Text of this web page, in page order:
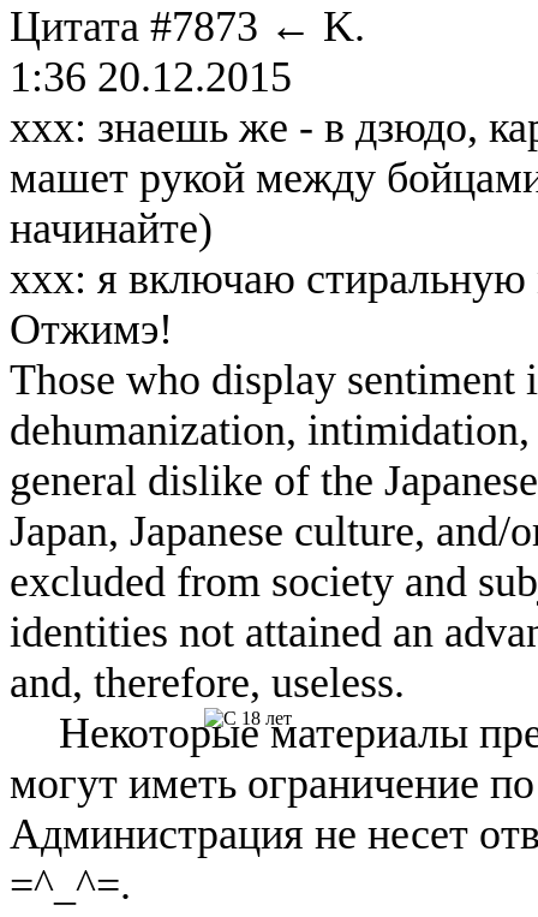
Цитата #7873 ← K.
1:36 20.12.2015
xxx: знаешь же - в дзюдо,
машет рукой между
начинайте)
xxx: я включаю
Отжимэ!
Those who display
dehumanization,
general dislike of the
Japan, Japanese culture, and/
excluded from society and
identities not attained an
and, therefore, useless.
Некоторые материалы
могут иметь ограничение
Администрация не несет
=^_^=.